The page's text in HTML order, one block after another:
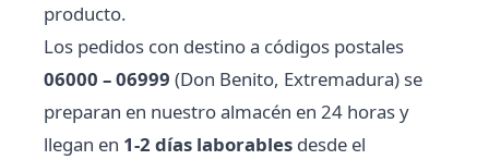
producto.
Los pedidos con destino a códigos postales
06000 – 06999 (Don Benito, Extremadura) se
preparan en nuestro almacén en 24 horas y
llegan en 1-2 días laborables desde el